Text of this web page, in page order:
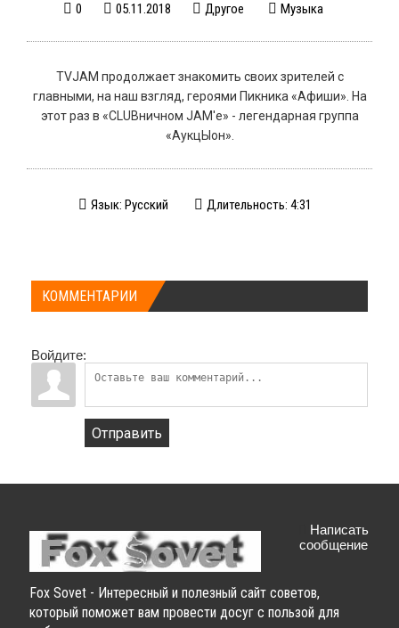
0 05.11.2018 Другое Музыка
TVJAM продолжает знакомить своих зрителей с
главными, на наш взгляд, героями Пикника «Афиши». На
этот раз в «CLUBничном JAM'е» - легендарная группа
«АукцЫон».
Язык: Русский Длительность: 4:31
КОММЕНТАРИИ
Войдите:
Отправить
Fox Sovet - Интересный и полезный сайт советов,
который поможет вам провести досуг с пользой для
Написать
сообщение